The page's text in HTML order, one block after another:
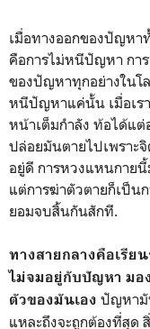
เมื่อทางออกของปัญหา
คือการไม่หนีปัญหา กา
ของปัญหาทุกอย่างในโ
หนีปัญหาแค่นั้น เมื่อเร
หน้าเต็มกำลัง ท้อได้แต่
ปล่อยมันตายไปเพราะ
อยู่ดี การหวงแหนกาย
แต่การฆ่าตัวตายก็เป็น
ยอมจบสิ้นกันสักที.
ทางสายกลางคือเรีย
ไม่จมอยู่กับปัญหา มอ
ตัวของมันเอง ปัญหามั
แหละถึงจะถูกต้องที่สุด